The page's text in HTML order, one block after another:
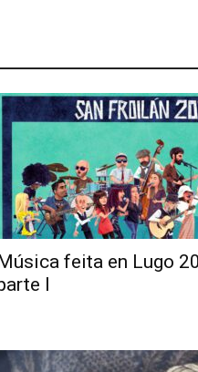
feita en Lugo
I